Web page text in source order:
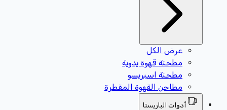
عرض الكل
مطحنة قهوة يدوية
مطحنة اسبريسو
مطاحن القهوة المقطرة
أدوات الباريستا